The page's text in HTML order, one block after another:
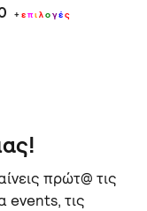
+επιλογές
πρώτ@ τις
events, τις